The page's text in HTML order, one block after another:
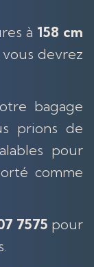
à158 cm
vous devrez
bagage
prions de
pour
comme
7575 pour